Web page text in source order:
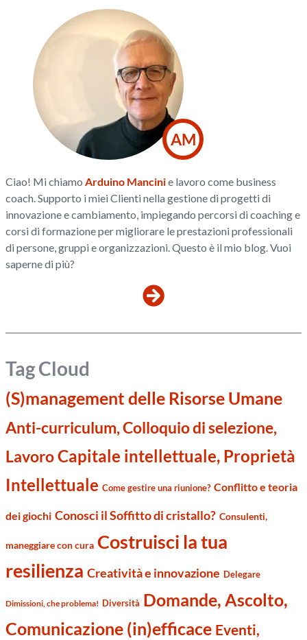
AM
Ciao! Mi chiamoArduino Mancinie lavoro come business
coach. Supporto i miei Clienti nella gestione di progetti di
innovazione e cambiamento, impiegando percorsi di coaching e
corsi di formazione per migliorare le prestazioni professionali
di persone, gruppi e organizzazioni. Questo è il mio blog. Vuoi
saperne di più?
Tag Cloud
(S)management delle Risorse Umane
Anti-curriculum, Colloquio di selezione,
LavoroCapitale intellettuale, Proprietà
Intellettuale Come gestire una riunione? Conflitto e teoria
dei giochi Conosci il Soffitto di cristallo? Consulenti,
maneggiare con cura Costruisci la tua
resilienza Creatività e innovazione Delegare
Dimissioni, che problema! Diversità Domande, Ascolto,
Comunicazione (in)efficace Eventi,